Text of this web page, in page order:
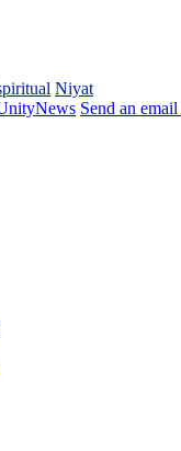
Niyat
Send an email